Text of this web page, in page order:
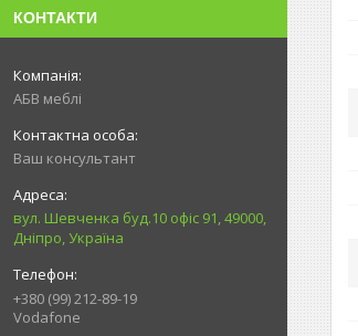
КОНТАКТИ
АБВ меблі
Ваш консультант
вул. Шевченка буд.10 офіс 91, 49000,
Дніпро, Україна
+380 (99) 212-89-19
Vodafone